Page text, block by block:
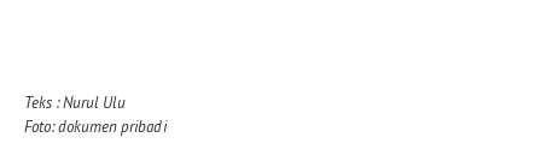
Teks : Nurul Ulu
Foto: dokumen pribadi